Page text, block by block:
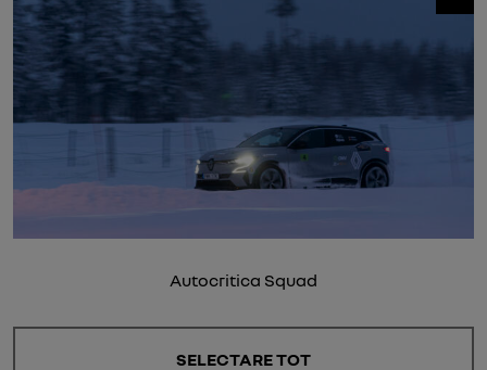
Autocritica Squad
SELECTARE TOT